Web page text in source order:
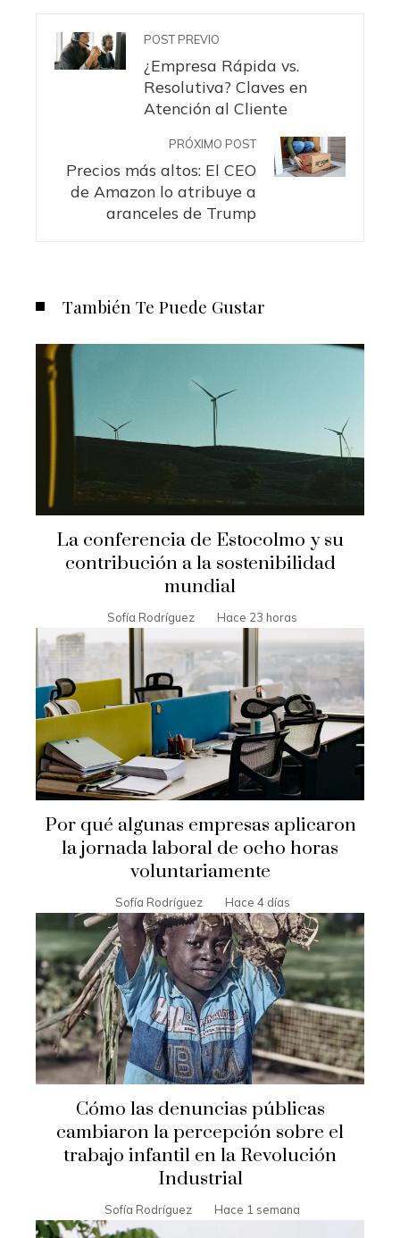
POST PREVIO
¿Empresa Rápida vs.
Resolutiva? Claves en
Atención al Cliente
PRÓXIMO POST
Precios más altos: El CEO
de Amazon lo atribuye a
aranceles de Trump
También Te Puede Gustar
La conferencia de Estocolmo y su
contribución a la sostenibilidad
mundial
Sofía Rodríguez Hace 23 horas
Por qué algunas empresas aplicaron
la jornada laboral de ocho horas
voluntariamente
Sofía Rodríguez Hace 4 días
Cómo las denuncias públicas
cambiaron la percepción sobre el
trabajo infantil en la Revolución
Industrial
Sofía Rodríguez Hace 1 semana